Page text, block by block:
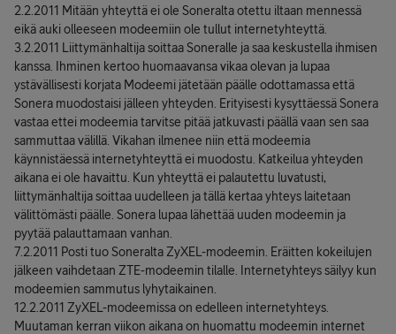
2.2.2011 Mitään yhteyttä ei ole Soneralta otettu iltaan mennessä
eikä auki olleeseen modeemiin ole tullut internetyhteyttä.
3.2.2011 Liittymänhaltija soittaa Soneralle ja saa keskustella ihmisen
kanssa. Ihminen kertoo huomaavansa vikaa olevan ja lupaa
ystävällisesti korjata Modeemi jätetään päälle odottamassa että
Sonera muodostaisi jälleen yhteyden. Erityisesti kysyttäessä Sonera
vastaa ettei modeemia tarvitse pitää jatkuvasti päällä vaan sen saa
sammuttaa välillä. Vikahan ilmenee niin että modeemia
käynnistäessä internetyhteyttä ei muodostu. Katkeilua yhteyden
aikana ei ole havaittu. Kun yhteyttä ei palautettu luvatusti,
liittymänhaltija soittaa uudelleen ja tällä kertaa yhteys laitetaan
välittömästi päälle. Sonera lupaa lähettää uuden modeemin ja
pyytää palauttamaan vanhan.
7.2.2011 Posti tuo Soneralta ZyXEL-modeemin. Eräitten kokeilujen
jälkeen vaihdetaan ZTE-modeemin tilalle. Internetyhteys säilyy kun
modeemien sammutus lyhytaikainen.
12.2.2011 ZyXEL-modeemissa on edelleen internetyhteys.
Muutaman kerran viikon aikana on huomattu modeemin internet